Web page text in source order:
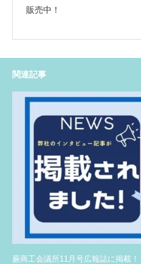
販売中！
関連記事
蕨商工会議所11月号広報誌に掲載！